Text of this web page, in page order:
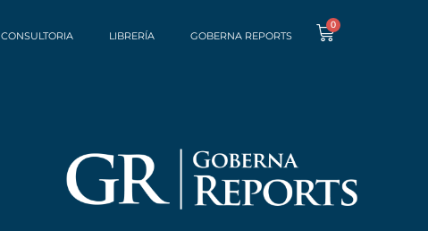
CONSULTORIA LIBRERÍA GOBERNA REPORTS
0